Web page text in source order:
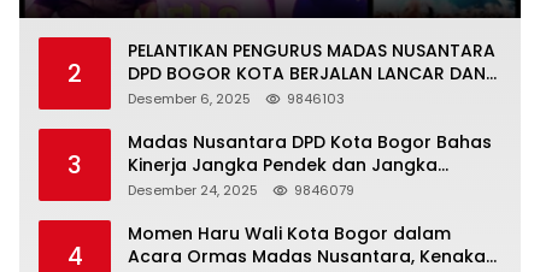
2
PELANTIKAN PENGURUS MADAS NUSANTARA
DPD BOGOR KOTA BERJALAN LANCAR DAN
KHIDMAT
Desember 6, 2025 9846103
3
Madas Nusantara DPD Kota Bogor Bahas
Kinerja Jangka Pendek dan Jangka
Panjang
Desember 24, 2025 9846079
4
Momen Haru Wali Kota Bogor dalam
Acara Ormas Madas Nusantara, Kenakan